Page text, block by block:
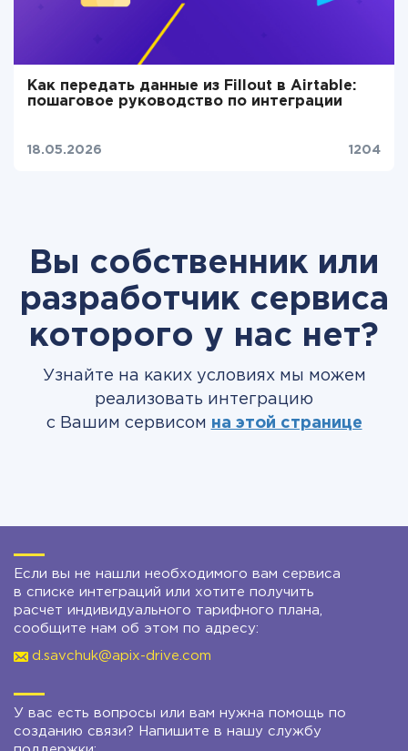
Как передать данные из Fillout в Airtable:
пошаговое руководство по интеграции
18.05.2026 1204
Вы собственник или
разработчик сервиса
которого у нас нет?
Узнайте на каких условиях мы можем
реализовать интеграцию
с Вашим сервисом на этой странице
Если вы не нашли необходимого вам сервиса
в списке интеграций или хотите получить
расчет индивидуального тарифного плана,
сообщите нам об этом по адресу:
d.savchuk@apix-drive.com
У вас есть вопросы или вам нужна помощь по
созданию связи? Напишите в нашу службу